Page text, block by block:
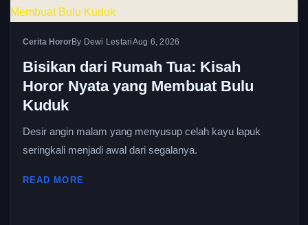
Cerita HororBy Dewi LestariAug 6, 2026
Bisikan dari Rumah Tua: Kisah
Horor Nyata yang Membuat Bulu
Kuduk
Desir angin malam yang menyusup celah kayu lapuk
seringkali menjadi awal dari segalanya.
READ MORE